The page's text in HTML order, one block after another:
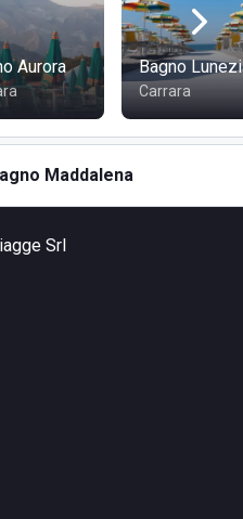
tramite una passeggiata a
è situata nel centro abitato
camminando, ma
Giovanni Pellerano
Vespucci.
Aurora Bagno
Carrara
Maddalena
Srl